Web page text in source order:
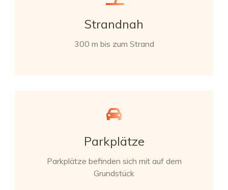
Strandnah
300 m bis zum Strand
Parkplätze
Parkplätze befinden sich mit auf dem
Grundstück